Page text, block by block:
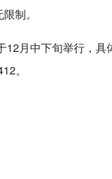
制。
12月中下旬举行，
。